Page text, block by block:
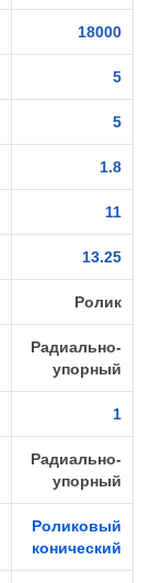
18000
5
5
1.8
11
13.25
Ролик
Радиально-
упорный
1
Радиально-
упорный
Роликовый
конический